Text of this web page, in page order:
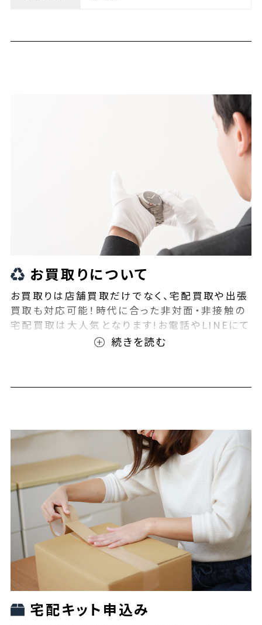
お買取りについて
お買取りは店舗買取だけでなく、宅配買取や出張
買取も対応可能！時代に合った非対面・非接触の
宅配買取は大人気となります!お電話やLINEにて
事前査定が可能となっております！また無料の宅
宅配キット申込み